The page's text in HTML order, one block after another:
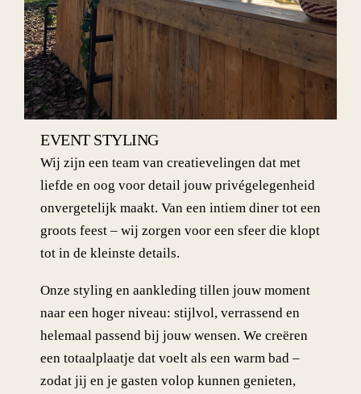
EVENT STYLING
Wij zijn een team van creatievelingen dat met
liefde en oog voor detail jouw privégelegenheid
onvergetelijk maakt. Van een intiem diner tot een
groots feest – wij zorgen voor een sfeer die klopt
tot in de kleinste details.
Onze styling en aankleding tillen jouw moment
naar een hoger niveau: stijlvol, verrassend en
helemaal passend bij jouw wensen. We creëren
een totaalplaatje dat voelt als een warm bad –
zodat jij en je gasten volop kunnen genieten,